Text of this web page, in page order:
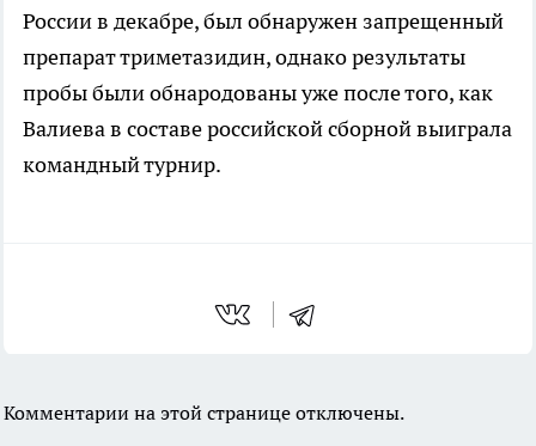
России в декабре, был обнаружен запрещенный
препарат триметазидин, однако результаты
пробы были обнародованы уже после того, как
Валиева в составе российской сборной выиграла
командный турнир.
Комментарии на этой странице отключены.